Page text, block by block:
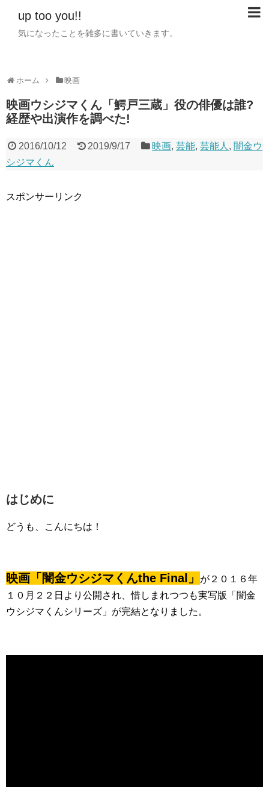
up too you!!
気になったことを雑多に書いていきます。
ホーム 映画
映画ウシジマくん「鰐戸三蔵」役の俳優は誰?
経歴や出演作を調べた!
2016/10/12 2019/9/17 映画,芸能,芸能人 , 闇金ウ
シジマくん
スポンサーリンク
はじめに
どうも、こんにちは！
映画「闇金ウシジマくんthe Final」
が２０１６年
１０月２２日より公開され、惜しまれつつも実写版「闇金
ウシジマくんシリーズ」が完結となりました。